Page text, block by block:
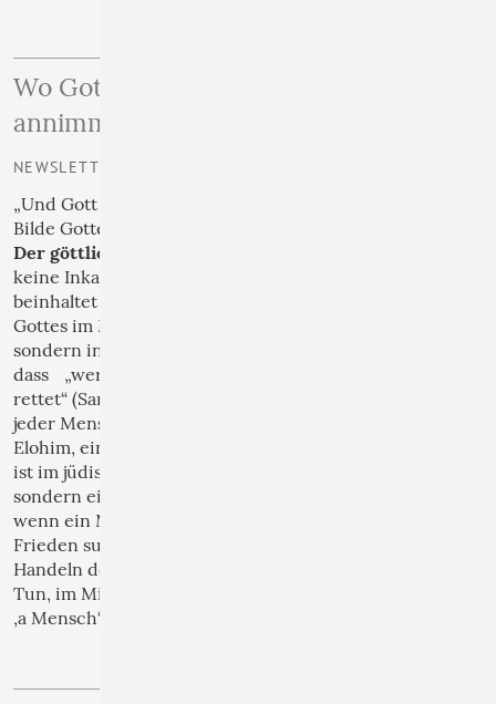
Wo Gott im Menschen Gestalt
annimmt
NEWSLETTER | 03
„Und Gott erschuf den Menschen in Seinem Bilde, im
Bilde Gottes schuf Er ihn.“
Der göttliche Funke .
keine Inkarnation im christlichen Sinn. Dennoch
beinhaltet sie eine tiefe Lehre über die Gegenwart
Gottes im Menschen, nicht in einem Einzelnen,
sondern in jedem Menschen. Wenn der Talmud sagt,
dass „wer ein einziges Leben rettet, eine ganze Welt
rettet“ (Sanhedrin 37a), dann bedeutet dies, dass
jeder Mensch eine ganze Welt in sich trägt, ein Zelem
Elohim, ein göttliches Abbild. Die „Menschwerdung“
ist im jüdischen Denken also kein einmaliges Ereignis,
sondern ein fortwährender Auftrag: Immer dann,
wenn ein Mensch Güte zeigt, Gerechtigkeit übt,
Frieden sucht, zeigt sich die Gestalt Gottes im
Handeln des Menschen. Gott ist nicht fern, Er ist im
Tun, im Mitfühlen, im Leben. Er ist da, wo der Mensch
‚a Mensch‘ wird.